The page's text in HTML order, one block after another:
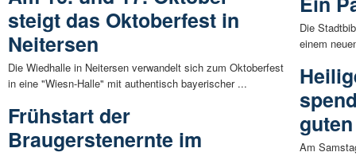
steigt das Oktoberfest in
Neitersen
Die Wiedhalle in Neitersen verwandelt sich zum Oktoberfest
in eine "Wiesn-Halle" mit authentisch bayerischer ...
Frühstart der
Braugerstenernte im
Die
einem
Am